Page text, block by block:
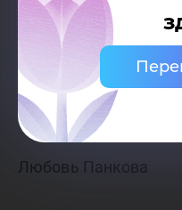
благодарность всем
желает успехов в
языков.
Любовь Панкова